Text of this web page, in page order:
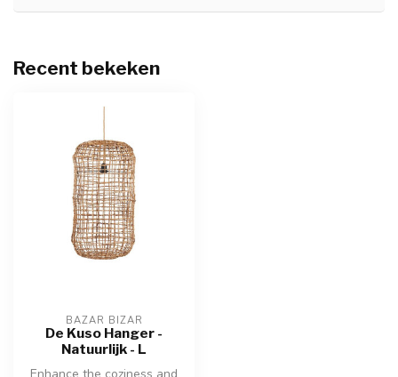
Recent bekeken
BAZAR BIZAR
De Kuso Hanger -
Natuurlijk - L
Enhance the coziness and